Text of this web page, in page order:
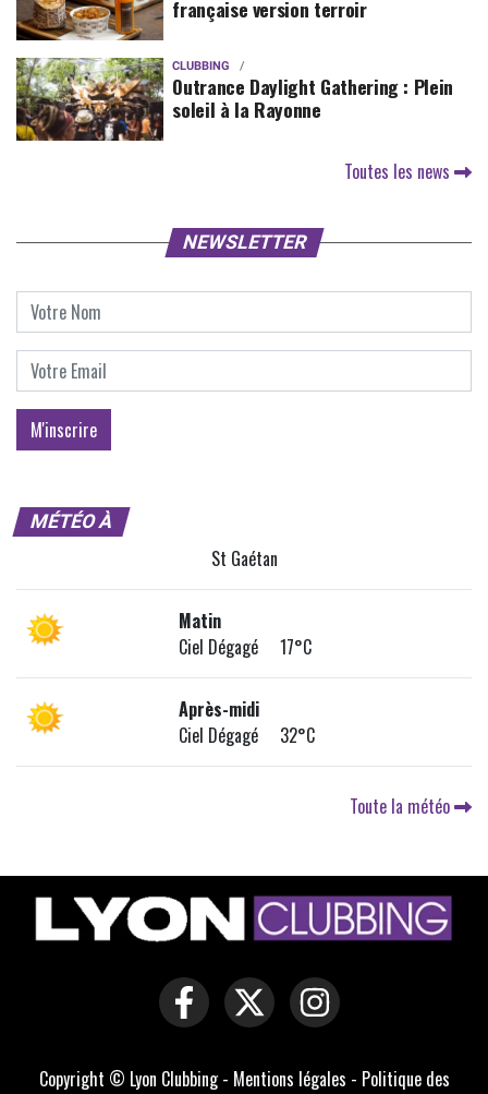
française version terroir
CLUBBING
Outrance Daylight Gathering : Plein
soleil à la Rayonne
Toutes les news
NEWSLETTER
MÉTÉO À
St Gaétan
Matin
Ciel Dégagé 17°C
Après-midi
Ciel Dégagé 32°C
Toute la météo
Copyright © Lyon Clubbing - Mentions légales - Politique des